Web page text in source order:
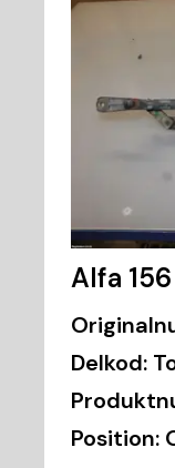
Alfa
Delkod:
Position: